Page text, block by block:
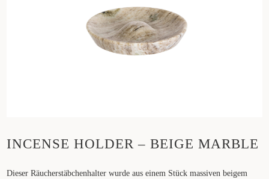
INCENSE HOLDER – BEIGE MARBLE
Dieser Räucherstäbchenhalter wurde aus einem Stück massiven beigem